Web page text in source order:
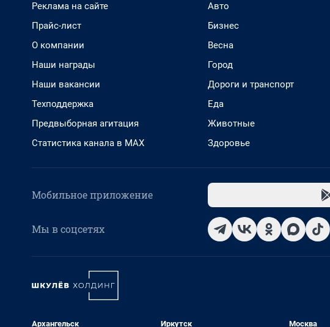
Реклама на сайте
Прайс-лист
О компании
Наши награды
Наши вакансии
Техподдержка
Предвыборная агитация
Статистика канала в MAX
Авто
Бизнес
Весна
Город
Дороги и транспорт
Еда
Животные
Здоровье
Мобильное приложение
Мы в соцсетях
Архангельск Иркутск Москва